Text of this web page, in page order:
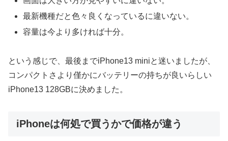
最新機種だと色々良くなっているに違いない。
容量は今より多ければ十分。
という感じで、最後までiPhone13 miniと迷いましたが、
コンパクトさより僅かにバッテリーの持ちが良いらしい
iPhone13 128GBに決めました。
iPhoneは何処で買うかで価格が違う